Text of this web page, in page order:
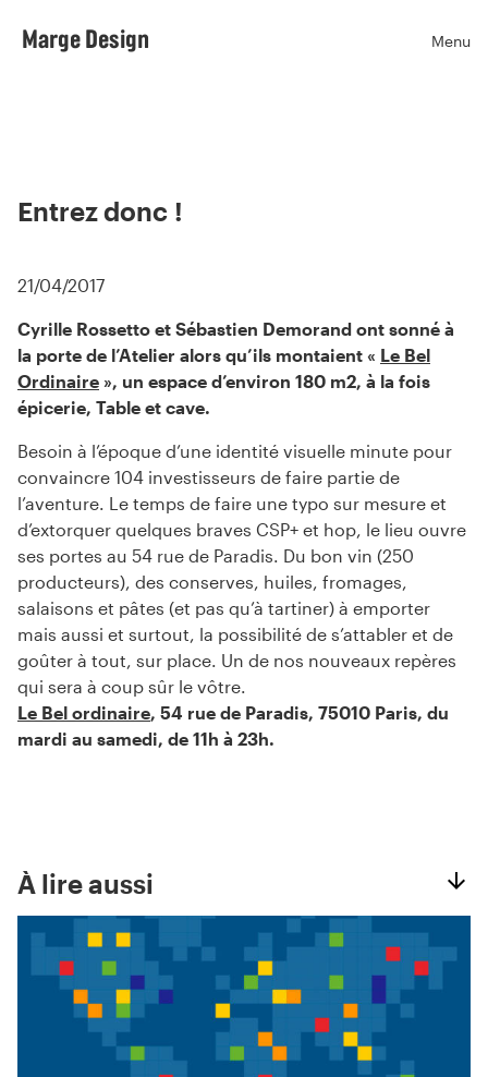
Marge Design Menu
Entrez donc !
21/04/2017
Cyrille Rossetto et Sébastien Demorand ont sonné à
la porte de l’Atelier alors qu’ils montaient « Le Bel
Ordinaire », un espace d’environ 180 m2, à la fois
épicerie, Table et cave.
Besoin à l’époque d’une identité visuelle minute pour
convaincre 104 investisseurs de faire partie de
l’aventure. Le temps de faire une typo sur mesure et
d’extorquer quelques braves CSP+ et hop, le lieu ouvre
ses portes au 54 rue de Paradis. Du bon vin (250
producteurs), des conserves, huiles, fromages,
salaisons et pâtes (et pas qu’à tartiner) à emporter
mais aussi et surtout, la possibilité de s’attabler et de
goûter à tout, sur place. Un de nos nouveaux repères
qui sera à coup sûr le vôtre.
Le Bel ordinaire, 54 rue de Paradis, 75010 Paris, du
mardi au samedi, de 11h à 23h.
À lire aussi